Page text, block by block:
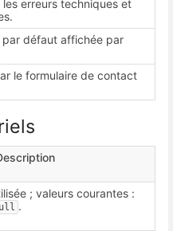
erreurs techniques et
par défaut affichée par
le formulaire de contact
; valeurs courantes :
.